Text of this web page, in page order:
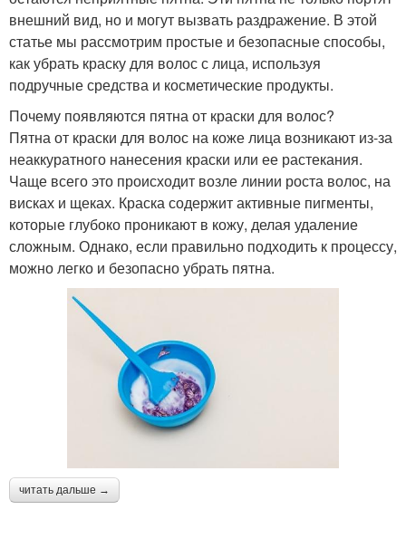
внешний вид, но и могут вызвать раздражение. В этой
статье мы рассмотрим простые и безопасные способы,
как убрать краску для волос с лица, используя
подручные средства и косметические продукты.
Почему появляются пятна от краски для волос?
Пятна от краски для волос на коже лица возникают из-за
неаккуратного нанесения краски или ее растекания.
Чаще всего это происходит возле линии роста волос, на
висках и щеках. Краска содержит активные пигменты,
которые глубоко проникают в кожу, делая удаление
сложным. Однако, если правильно подходить к процессу,
можно легко и безопасно убрать пятна.
читать дальше →